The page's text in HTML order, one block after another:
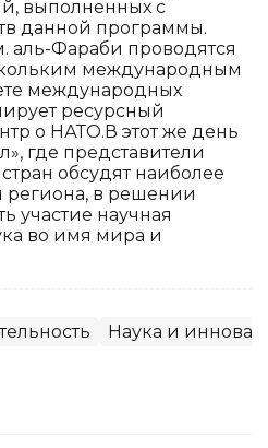
выполненных с
данной программы.
аль-Фараби проводятся
международным
международных
ресурсный
о НАТО.В этот же день
где представители
обсудят наиболее
региона, в решении
участие научная
во имя мира и
Наука и